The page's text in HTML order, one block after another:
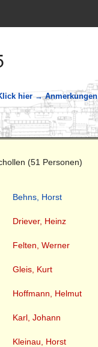
hier → Anmerkungen
(51 Personen)
Behns, Horst
Driever, Heinz
Felten, Werner
Gleis, Kurt
Hoffmann, Helmut
Karl, Johann
Kleinau, Horst